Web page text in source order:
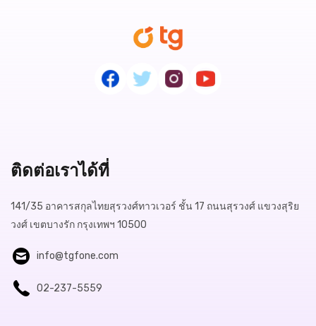
ติดต่อเราได้ที่
141/35 อาคารสกุลไทยสุรวงศ์ทาวเวอร์ ชั้น 17 ถนนสุรวงศ์ แขวงสุริย
วงศ์ เขตบางรัก กรุงเทพฯ 10500
info@tgfone.com
02-237-5559